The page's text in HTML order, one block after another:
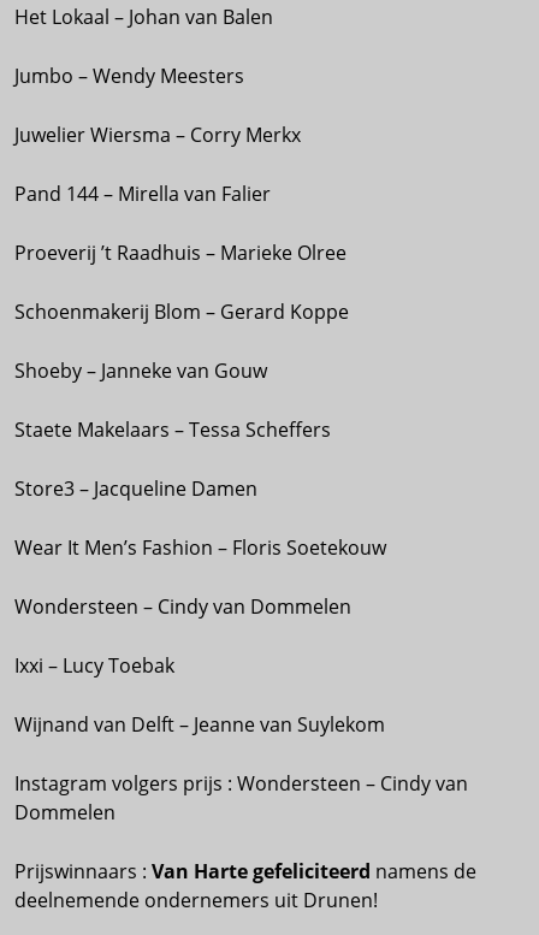
Het Lokaal – Johan van Balen
Jumbo – Wendy Meesters
Juwelier Wiersma – Corry Merkx
Pand 144 – Mirella van Falier
Proeverij ’t Raadhuis – Marieke Olree
Schoenmakerij Blom – Gerard Koppe
Shoeby – Janneke van Gouw
Staete Makelaars – Tessa Scheffers
Store3 – Jacqueline Damen
Wear It Men’s Fashion – Floris Soetekouw
Wondersteen – Cindy van Dommelen
Ixxi – Lucy Toebak
Wijnand van Delft – Jeanne van Suylekom
Instagram volgers prijs : Wondersteen – Cindy van
Dommelen
Prijswinnaars : Van Harte gefeliciteerd namens de
deelnemende ondernemers uit Drunen!